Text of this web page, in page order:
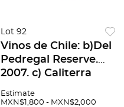
Lot 92
Vinos de Chile: b)Del
Pedregal Reserve.
2007. c) Caliterra
Piezas: 14
Estimate
MXN$1,800 - MXN$2,000